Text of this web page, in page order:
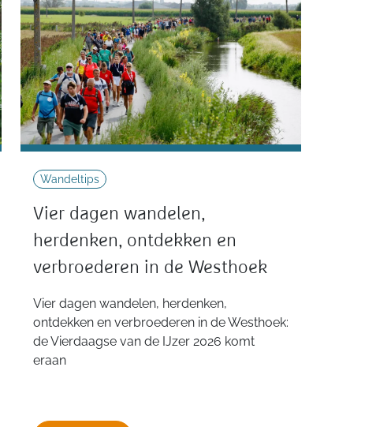
Wandeltips
Vier dagen wandelen,
herdenken, ontdekken en
verbroederen in de Westhoek
Vier dagen wandelen, herdenken,
ontdekken en verbroederen in de Westhoek:
de Vierdaagse van de IJzer 2026 komt
eraan